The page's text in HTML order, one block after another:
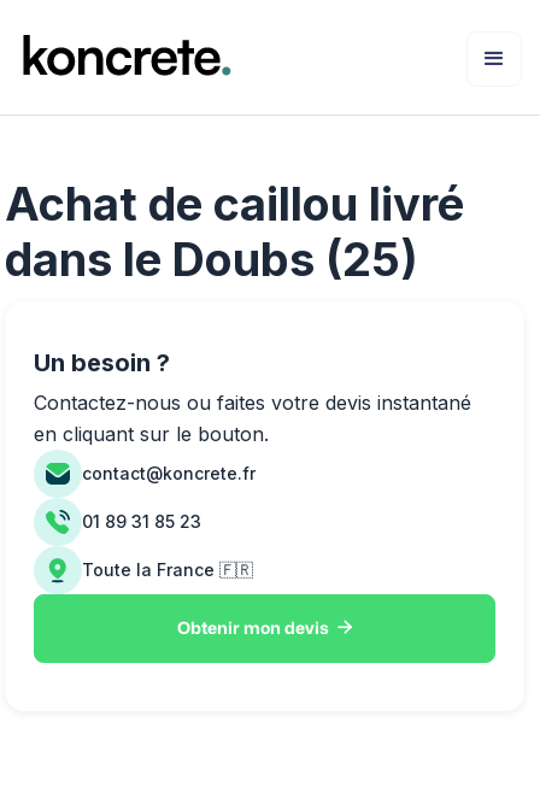
Achat de caillou livré
dans le Doubs (25)
Un besoin ?
Contactez-nous ou faites votre devis instantané
en cliquant sur le bouton.
contact@koncrete.fr
01 89 31 85 23
Toute la France 🇫🇷
Obtenir mon devis 